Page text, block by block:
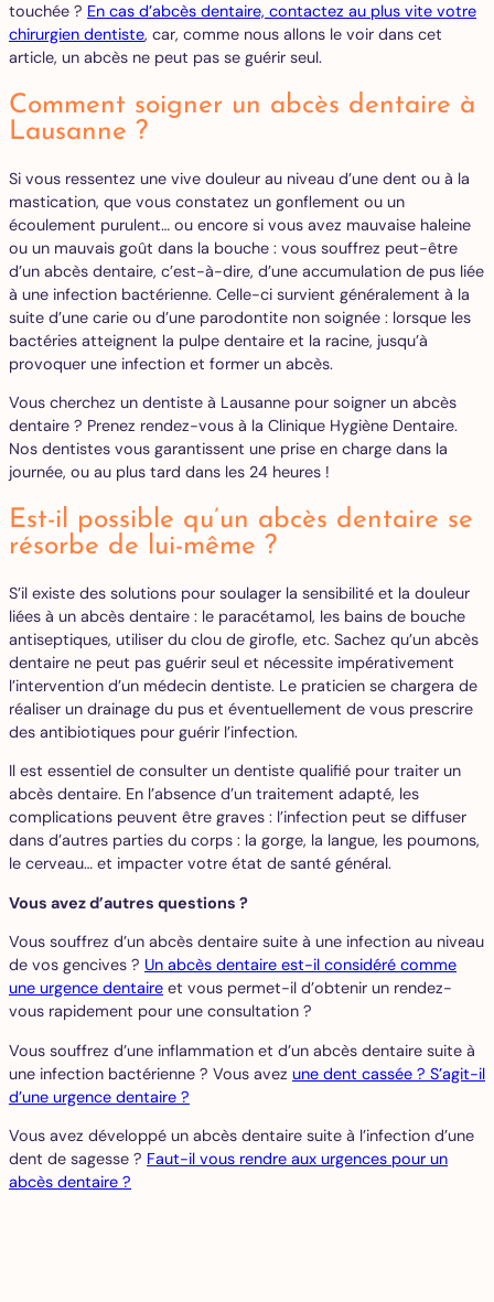
touchée ? En cas d’abcès dentaire, contactez au plus vite votre
chirurgien dentiste, car, comme nous allons le voir dans cet
article, un abcès ne peut pas se guérir seul.
Comment soigner un abcès dentaire à
Lausanne ?
Si vous ressentez une vive douleur au niveau d’une dent ou à la
mastication, que vous constatez un gonflement ou un
écoulement purulent… ou encore si vous avez mauvaise haleine
ou un mauvais goût dans la bouche : vous souffrez peut-être
d’un abcès dentaire, c’est-à-dire, d’une accumulation de pus liée
à une infection bactérienne. Celle-ci survient généralement à la
suite d’une carie ou d’une parodontite non soignée : lorsque les
bactéries atteignent la pulpe dentaire et la racine, jusqu’à
provoquer une infection et former un abcès.
Vous cherchez un dentiste à Lausanne pour soigner un abcès
dentaire ? Prenez rendez-vous à la Clinique Hygiène Dentaire.
Nos dentistes vous garantissent une prise en charge dans la
journée, ou au plus tard dans les 24 heures !
Est-il possible qu’un abcès dentaire se
résorbe de lui-même ?
S’il existe des solutions pour soulager la sensibilité et la douleur
liées à un abcès dentaire : le paracétamol, les bains de bouche
antiseptiques, utiliser du clou de girofle, etc. Sachez qu’un abcès
dentaire ne peut pas guérir seul et nécessite impérativement
l’intervention d’un médecin dentiste. Le praticien se chargera de
réaliser un drainage du pus et éventuellement de vous prescrire
des antibiotiques pour guérir l’infection.
Il est essentiel de consulter un dentiste qualifié pour traiter un
abcès dentaire. En l’absence d’un traitement adapté, les
complications peuvent être graves : l’infection peut se diffuser
dans d’autres parties du corps : la gorge, la langue, les poumons,
le cerveau… et impacter votre état de santé général.
Vous avez d’autres questions ?
Vous souffrez d’un abcès dentaire suite à une infection au niveau
de vos gencives ? Un abcès dentaire est-il considéré comme
une urgence dentaire et vous permet-il d’obtenir un rendez-
vous rapidement pour une consultation ?
Vous souffrez d’une inflammation et d’un abcès dentaire suite à
une infection bactérienne ? Vous avez une dent cassée ? S’agit-il
d’une urgence dentaire ?
Vous avez développé un abcès dentaire suite à l’infection d’une
dent de sagesse ? Faut-il vous rendre aux urgences pour un
abcès dentaire ?